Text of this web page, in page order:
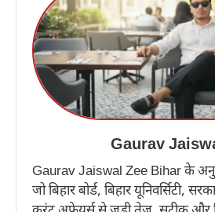
Gaurav
Gaurav Jaiswal Zee Bihar के
जो बिहार बोर्ड, बिहार यूनिवर्सिटी,